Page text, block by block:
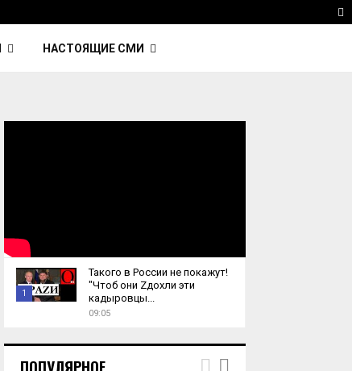
Reuters: Китай продал
НАСТОЯЩИЕ СМИ
1
u
m
Такого в России не покажут!
"Чтоб они Zдохли эти
кадыровцы...
09:05
ПОПУЛЯРНОЕ